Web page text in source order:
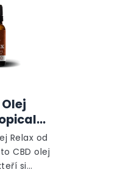
Relax od
CBD olej
si